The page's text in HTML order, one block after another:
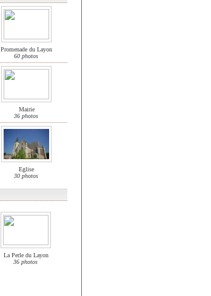
Promenade du Layon
60 photos
Mairie
36 photos
Eglise
30 photos
La Perle du Layon
36 photos